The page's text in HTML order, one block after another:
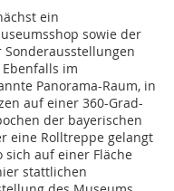
ein
sowie der
Sonderausstellungen
im
Panorama-Raum, in
auf einer 360-Grad-
der bayerischen
eine Rolltreppe gelangt
sich auf einer Fläche
stattlichen